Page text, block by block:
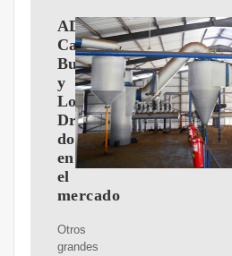
ADM,
Cargill,
Bunge
y
Louis
Dreyfus
dominan
en
el
mercado
Otros
grandes